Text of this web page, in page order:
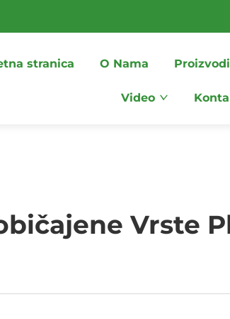
stranica O Nama Proizvodi
Video
Vrste